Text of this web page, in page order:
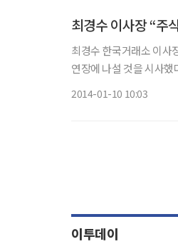
최경수 이사장 “주
최경수 한국거래소 이사
연장에 나설 것을 시사했다 . 최 이사장은 9일 취임 100일을 맞아 서울 여의도 한국거래소에서 기자간담회를 열고 글
2014-01-10 10:03
이투데이